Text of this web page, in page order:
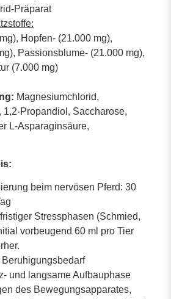
Präparat
Hopfen- (21.000 mg),
Passionsblume- (21.000 mg),
(7.000 mg)
Magnesiumchlorid,
1,2-Propandiol, Saccharose,
L-Asparaginsäure,
beim nervösen Pferd: 30
Stressphasen (Schmied,
vorbeugend 60 ml pro Tier
und langsame Aufbauphase
des Bewegungsapparates,